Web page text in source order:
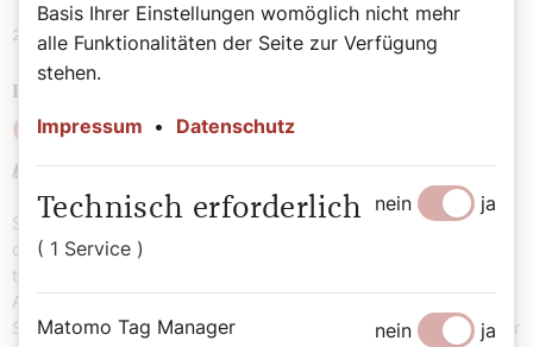
20. Dezember 2025|Theologie
FESTE DER HOFFNUNG UND DES LICHTS
Chanukka und Weihnachten
Agathe Lauber-Gansterer
Sowohl das jüdische Lichterfest Chanukka als auch das
christliche Weihnachtsfest stehen zunehmend im Fadenkreuz
terroristischer Gewalt – zuletzt wurde in Deutschland ein
Anschlag auf einen Weihnachtsmarkt vereitelt, während in
Sydney ein Chanukka‑Fest blutig attackiert wurde. Doch nicht nur
Basis Ihrer Einstellungen womöglich nicht mehr
alle Funktionalitäten der Seite zur Verfügung
stehen.
Impressum • Datenschutz
Technisch erforderlich
( 1 Service )
nein ja
Matomo Tag Manager nein ja